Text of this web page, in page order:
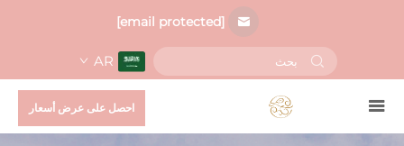
[email protected]
AR
احصل على عرض أسعار